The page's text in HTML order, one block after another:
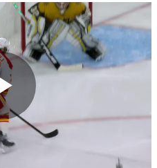
Play